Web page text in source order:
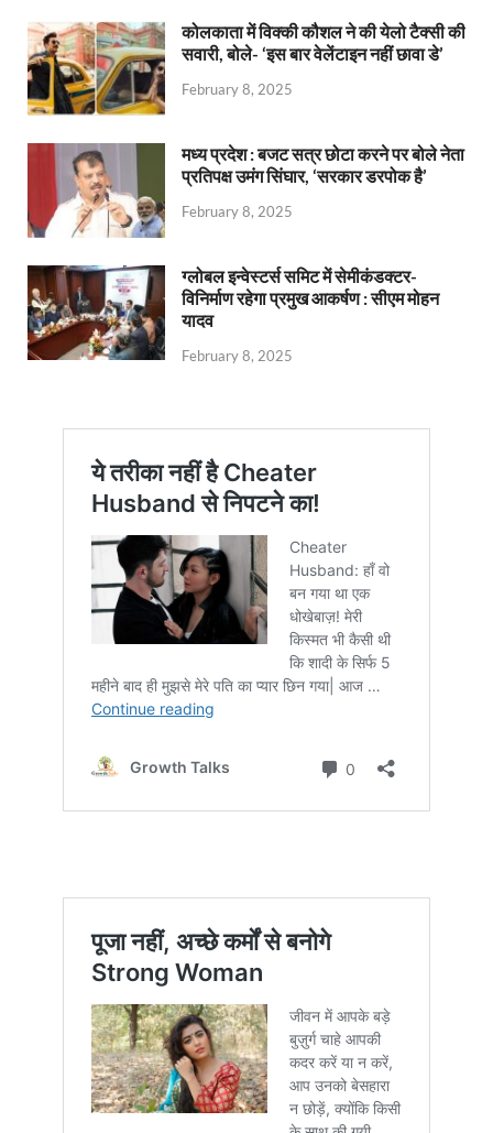
कोलकाता में विक्की कौशल ने की येलो टैक्सी की
सवारी, बोले- ‘इस बार वेलेंटाइन नहीं छावा डे’
February 8, 2025
मध्य प्रदेश : बजट सत्र छोटा करने पर बोले नेता
प्रतिपक्ष उमंग सिंघार, ‘सरकार डरपोक है’
February 8, 2025
ग्लोबल इन्वेस्टर्स समिट में सेमीकंडक्टर-
विनिर्माण रहेगा प्रमुख आकर्षण : सीएम मोहन
यादव
February 8, 2025